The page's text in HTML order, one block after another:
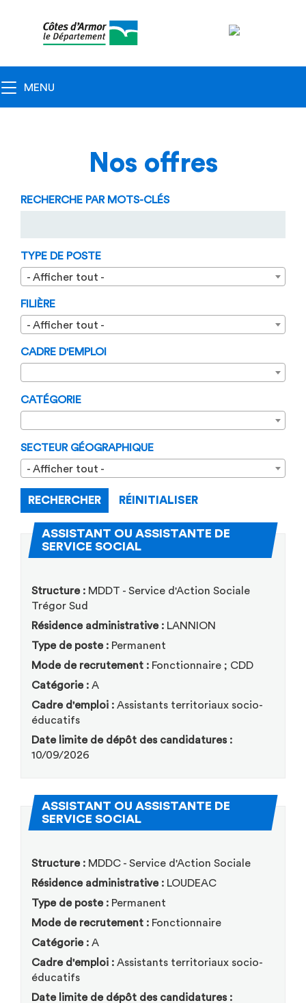
principale
Toggle navigation
MENU
Nos offres
RECHERCHE PAR MOTS-CLÉS
TYPE DE POSTE
- Afficher tout -
FILIÈRE
- Afficher tout -
CADRE D'EMPLOI
CATÉGORIE
SECTEUR GÉOGRAPHIQUE
- Afficher tout -
RECHERCHER RÉINITIALISER
ASSISTANT OU ASSISTANTE DE
SERVICE SOCIAL
Structure : MDDT - Service d'Action Sociale
Trégor Sud
Résidence administrative : LANNION
Type de poste : Permanent
Mode de recrutement : Fonctionnaire ; CDD
Catégorie : A
Cadre d'emploi : Assistants territoriaux socio-
éducatifs
Date limite de dépôt des candidatures :
10/09/2026
ASSISTANT OU ASSISTANTE DE
SERVICE SOCIAL
Structure : MDDC - Service d'Action Sociale
Résidence administrative : LOUDEAC
Type de poste : Permanent
Mode de recrutement : Fonctionnaire
Catégorie : A
Cadre d'emploi : Assistants territoriaux socio-
éducatifs
Date limite de dépôt des candidatures :